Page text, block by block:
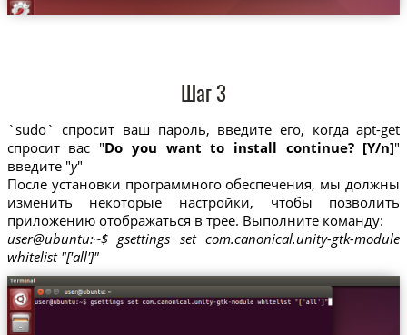
Шаг 3
`sudo` спросит ваш пароль, введите его, когда apt-get
спросит вас "Do you want to install continue? [Y/n]"
введите "y"
После установки программного обеспечения, мы должны
изменить некоторые настройки, чтобы позволить
приложению отображаться в трее. Выполните команду:
user@ubuntu:~$ gsettings set com.canonical.unity-gtk-module
whitelist "['all']"